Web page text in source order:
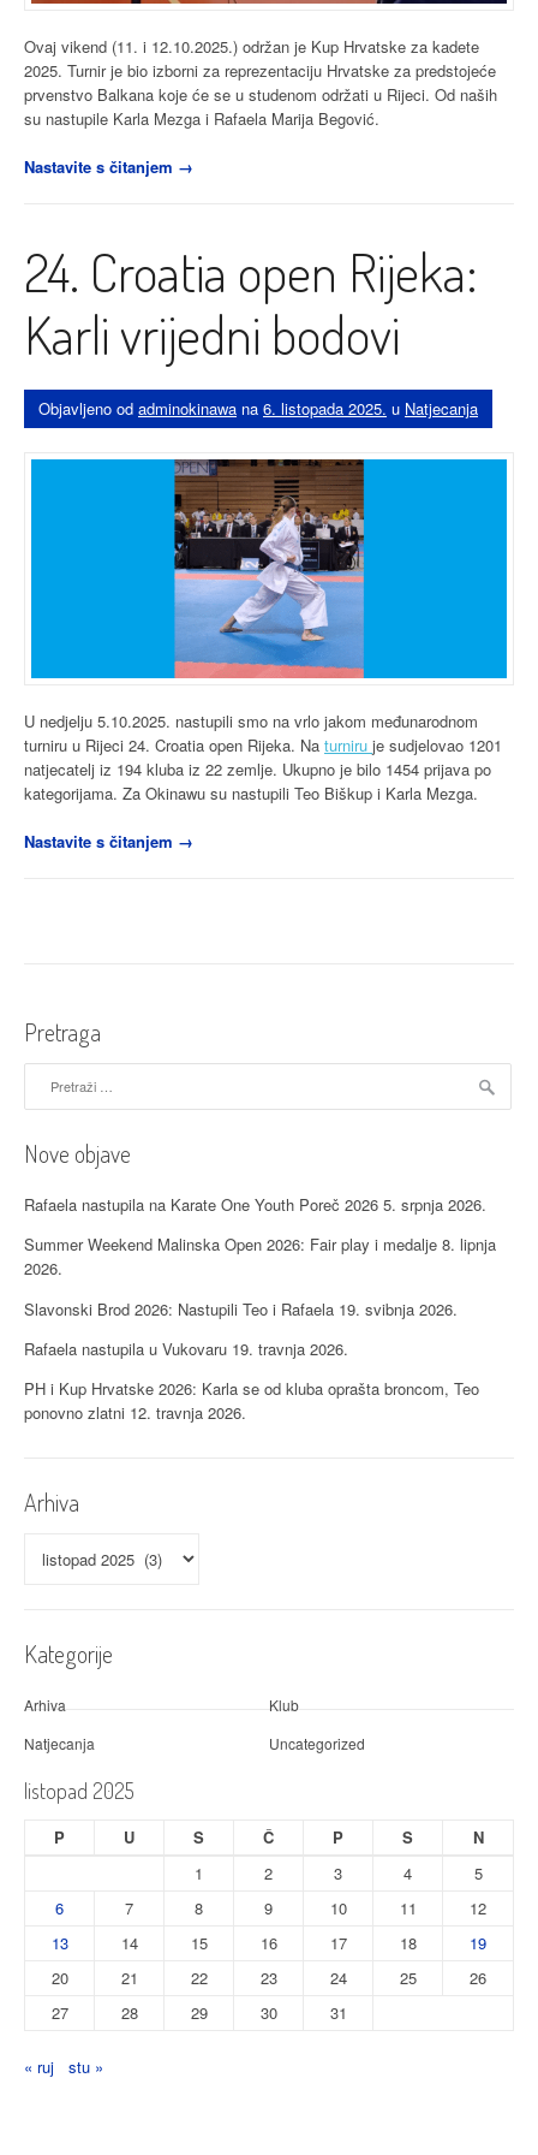
Ovaj vikend (11. i 12.10.2025.) održan je Kup Hrvatske za kadete
2025. Turnir je bio izborni za reprezentaciju Hrvatske za predstojeće
prvenstvo Balkana koje će se u studenom održati u Rijeci. Od naših
su nastupile Karla Mezga i Rafaela Marija Begović.
Nastavite s čitanjem “Kup
2025:
Imamo
zlato!”
→
24. Croatia open Rijeka:
Karli vrijedni bodovi
Objavljeno od adminokinawa na 6. listopada 2025. u Natjecanja
U nedjelju 5.10.2025. nastupili smo na vrlo jakom međunarodnom
turniru u Rijeci 24. Croatia open Rijeka. Na turniru je sudjelovao 1201
natjecatelj iz 194 kluba iz 22 zemlje. Ukupno je bilo 1454 prijava po
kategorijama. Za Okinawu su nastupili Teo Biškup i Karla Mezga.
Nastavite s čitanjem “24.
→
Pretraga
Nove objave
Rafaela nastupila na Karate One Youth Poreč 2026 5. srpnja 2026.
Summer Weekend Malinska Open 2026: Fair play i medalje 8. lipnja
2026.
Slavonski Brod 2026: Nastupili Teo i Rafaela 19. svibnja 2026.
Rafaela nastupila u Vukovaru 19. travnja 2026.
PH i Kup Hrvatske 2026: Karla se od kluba oprašta broncom, Teo
ponovno zlatni 12. travnja 2026.
Arhiva
Kategorije
Arhiva
Klub
Natjecanja
Uncategorized
listopad 2025
P U S Č P S
N
1
2 3 4
5
6
7 8 9 10 11
12
13
14 15 16 17 18
19
20
21 22 23 24 25
26
27
28 29 30 31
« ruj stu »